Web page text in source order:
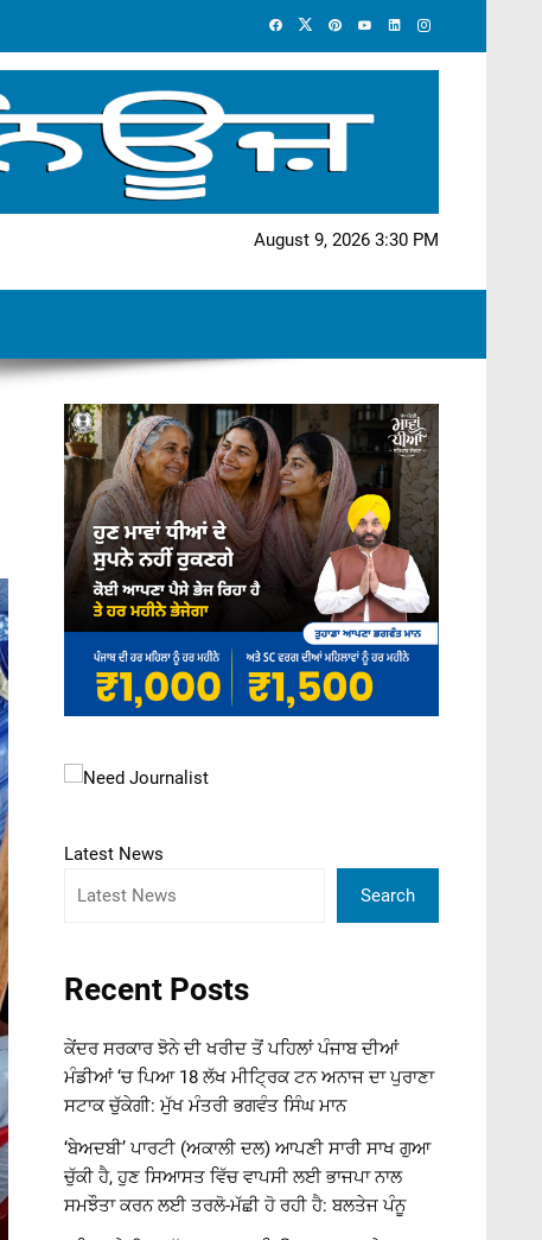
August 9, 2026 3:30 PM
Latest News
Search
Recent Posts
ਕੇਂਦਰ ਸਰਕਾਰ ਝੋਨੇ ਦੀ ਖਰੀਦ ਤੋਂ ਪਹਿਲਾਂ ਪੰਜਾਬ ਦੀਆਂ
ਮੰਡੀਆਂ ‘ਚ ਪਿਆ 18 ਲੱਖ ਮੀਟ੍ਰਿਕ ਟਨ ਅਨਾਜ ਦਾ ਪੁਰਾਣਾ
ਸਟਾਕ ਚੁੱਕੇਗੀ: ਮੁੱਖ ਮੰਤਰੀ ਭਗਵੰਤ ਸਿੰਘ ਮਾਨ
‘ਬੇਅਦਬੀ’ ਪਾਰਟੀ (ਅਕਾਲੀ ਦਲ) ਆਪਣੀ ਸਾਰੀ ਸਾਖ ਗੁਆ
ਚੁੱਕੀ ਹੈ, ਹੁਣ ਸਿਆਸਤ ਵਿੱਚ ਵਾਪਸੀ ਲਈ ਭਾਜਪਾ ਨਾਲ
ਸਮਝੌਤਾ ਕਰਨ ਲਈ ਤਰਲੋ-ਮੱਛੀ ਹੋ ਰਹੀ ਹੈ: ਬਲਤੇਜ ਪੰਨੂ